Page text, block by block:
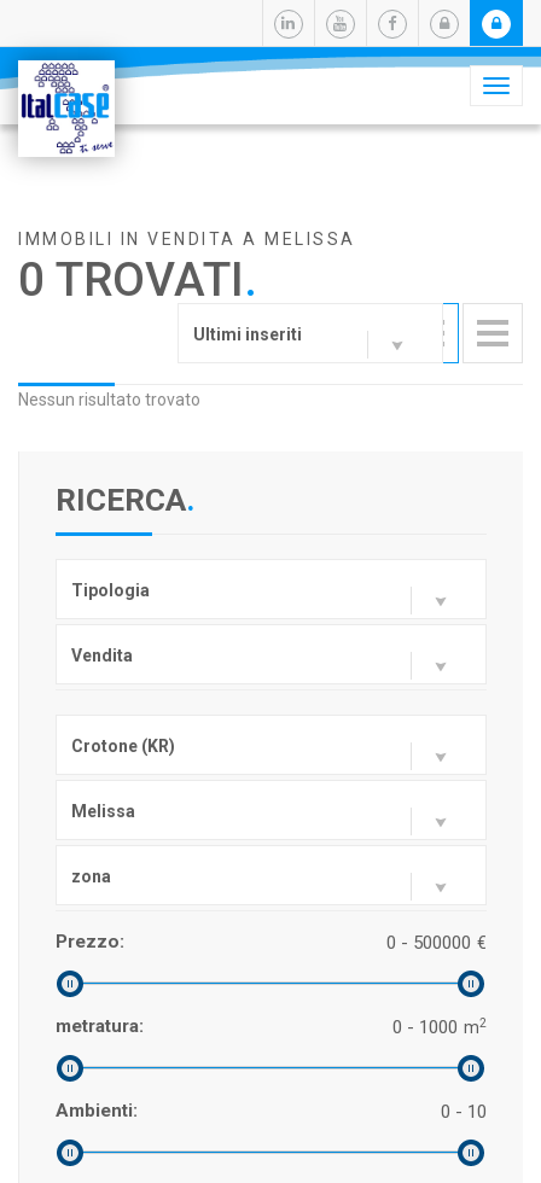
IMMOBILI IN VENDITA A MELISSA
0 TROVATI.
Ultimi inseriti
Nessun risultato trovato
RICERCA.
Tipologia
Vendita
Crotone (KR)
Melissa
zona
Prezzo: €
0 - 500000
metratura: m2
0 - 1000
Ambienti: 0 - 10